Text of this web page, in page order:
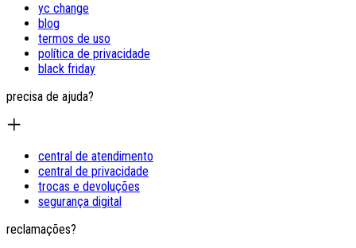
yc change
blog
termos de uso
política de privacidade
black friday
precisa de ajuda?
central de atendimento
central de privacidade
trocas e devoluções
segurança digital
reclamações?